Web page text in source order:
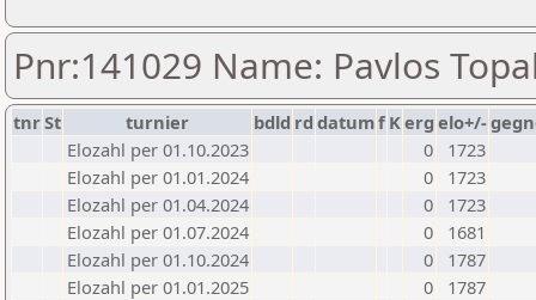
Pnr:141029 Name: Pavlos
tnrSt turnier bdld rd datumf Kerg elo+/-
Elozahl per 01.10.2023
0
1723
Elozahl per 01.01.2024
0
1723
Elozahl per 01.04.2024
0
1723
Elozahl per 01.07.2024
0
1681
Elozahl per 01.10.2024
0
1787
Elozahl per 01.01.2025
0
1787